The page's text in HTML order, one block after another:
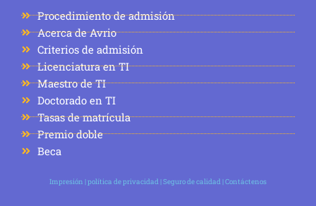
Procedimiento de admisión
Acerca de Avrio
Criterios de admisión
Licenciatura en TI
Maestro de TI
Doctorado en TI
Tasas de matrícula
Premio doble
Beca
Impresión |política de privacidad|Seguro de calidad|Contáctenos